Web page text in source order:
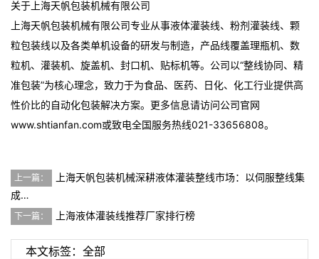
关于上海天帆包装机械有限公司
上海天帆包装机械有限公司专业从事液体灌装线、粉剂灌装线、颗
粒包装线以及各类单机设备的研发与制造，产品线覆盖理瓶机、数
粒机、灌装机、旋盖机、封口机、贴标机等。公司以“整线协同、精
准包装”为核心理念，致力于为食品、医药、日化、化工行业提供高
性价比的自动化包装解决方案。更多信息请访问公司官网
www.shtianfan.com或致电全国服务热线021-33656808。
上一篇：
上海天帆包装机械深耕液体灌装整线市场：以伺服整线集
成…
下一篇： 上海液体灌装线推荐厂家排行榜
本文标签： 全部